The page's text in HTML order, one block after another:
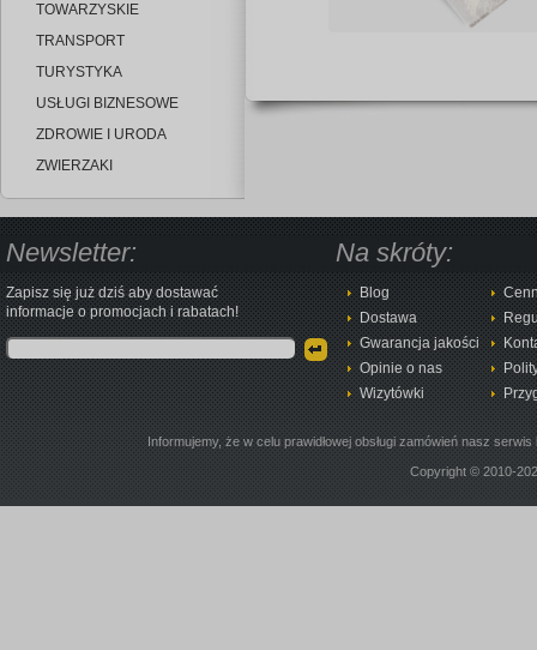
TOWARZYSKIE
TRANSPORT
TURYSTYKA
USŁUGI BIZNESOWE
ZDROWIE I URODA
ZWIERZAKI
Newsletter:
Zapisz się już dziś aby dostawać
informacje o promocjach i rabatach!
Na skróty:
Blog
Dostawa
Gwarancja jakości
Opinie o nas
Wizytówki
Informujemy, że w celu prawidłowej obsługi zamówień nasz
Copyright © 2010-